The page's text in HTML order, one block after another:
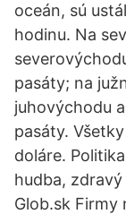
oceán, sú
hodinu. Na
pasáty; na
juhovýchodu
pasáty.
doláre.
hudba,
Glob.sk Firmy